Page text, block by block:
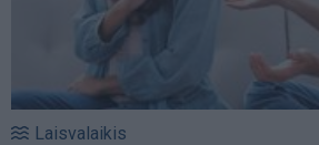
Laisvalaikis